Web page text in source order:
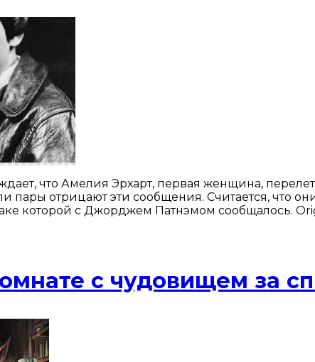
что Амелия Эрхарт, первая женщина,
пары отрицают эти сообщения. Считается, что
которой с Джорджем Патнэмом сообщалось.
с чудовищем за